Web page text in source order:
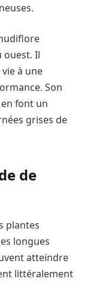
ouest. Il
à une
Son
font un
grises de
de
plantes
longues
atteindre
littéralement